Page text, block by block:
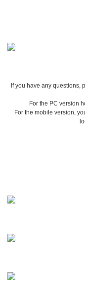
If you have any questions,
For the PC version
For the mobile version,